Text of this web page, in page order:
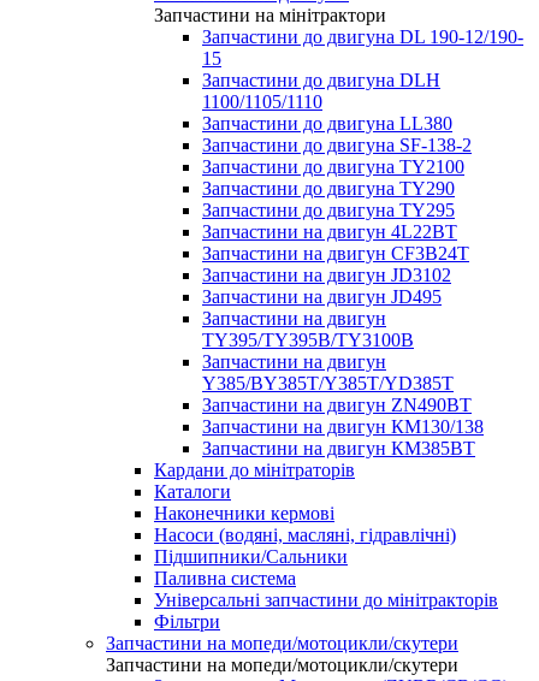
Запчастини на мінітрактори
Запчастини до двигуна DL 190-12/190-
15
Запчастини до двигуна DLH
1100/1105/1110
Запчастини до двигуна LL380
Запчастини до двигуна SF-138-2
Запчастини до двигуна TY2100
Запчастини до двигуна TY290
Запчастини до двигуна TY295
Запчастини на двигун 4L22BT
Запчастини на двигун CF3B24T
Запчастини на двигун JD3102
Запчастини на двигун JD495
Запчастини на двигун
TY395/TY395В/TY3100В
Запчастини на двигун
Y385/BY385T/Y385T/YD385T
Запчастини на двигун ZN490BT
Запчастини на двигун КМ130/138
Запчастини на двигун КМ385ВТ
Кардани до мінітраторів
Каталоги
Наконечники кермові
Насоси (водяні, масляні, гідравлічні)
Підшипники/Сальники
Паливна система
Універсальні запчастини до мінітракторів
Фільтри
Запчастини на мопеди/мотоцикли/скутери
Запчастини на мопеди/мотоцикли/скутери